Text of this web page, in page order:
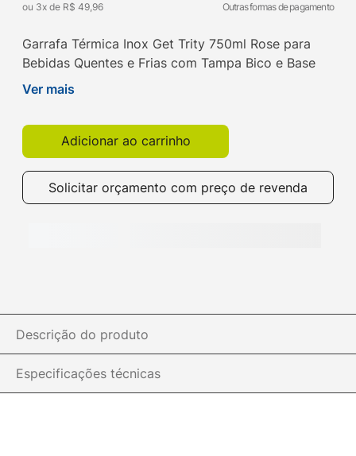
ou 3x de R$ 49,96 Outras formas de pagamento
Garrafa Térmica Inox Get Trity 750ml Rose para
Bebidas Quentes e Frias com Tampa Bico e Base
Emborrachada. Compre agora na Get!
Ver mais
Adicionar ao carrinho
Solicitar orçamento com preço de revenda
Descrição do produto
Especificações técnicas